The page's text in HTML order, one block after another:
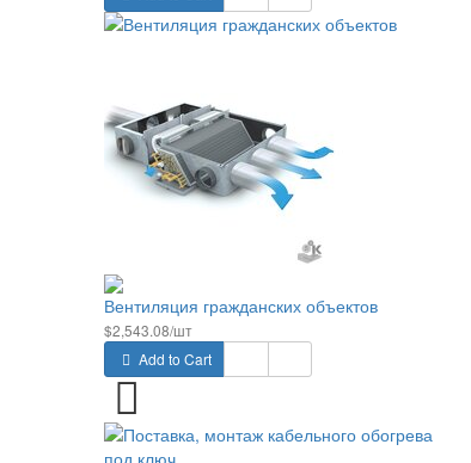
Вентиляция гражданских объектов
$2,543.08/шт
Add to Cart